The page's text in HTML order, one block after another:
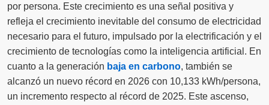
por persona. Este crecimiento es una señal positiva y
refleja el crecimiento inevitable del consumo de electricidad
necesario para el futuro, impulsado por la electrificación y el
crecimiento de tecnologías como la inteligencia artificial. En
cuanto a la generación baja en carbono, también se
alcanzó un nuevo récord en 2026 con 10,133 kWh/persona,
un incremento respecto al récord de 2025. Este ascenso,